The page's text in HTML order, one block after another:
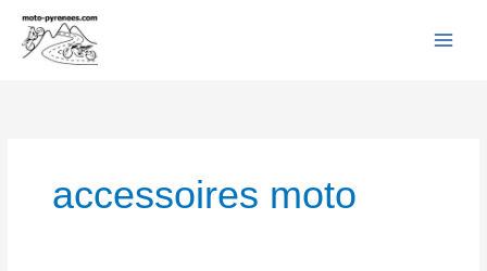
contenu
accessoires moto